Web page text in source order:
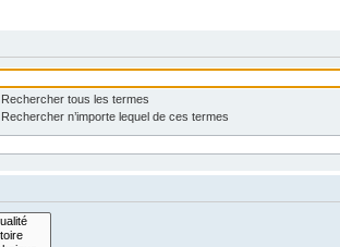
Rechercher tous les termes
Rechercher n’importe lequel de ces termes